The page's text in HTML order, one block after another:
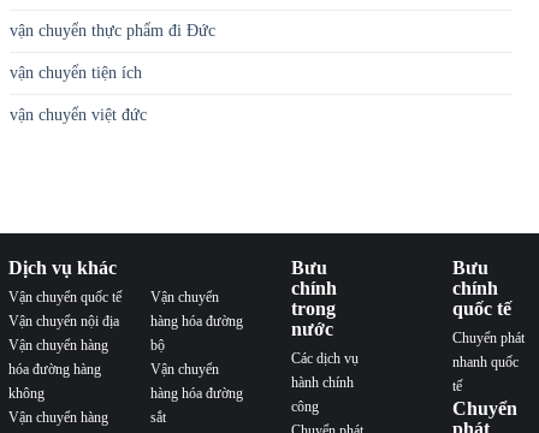
vận chuyển thực phẩm đi Đức
vận chuyển tiện ích
vận chuyển việt đức
Dịch vụ khác
Vận chuyển quốc tế
Vận chuyển nội địa
Vận chuyển hàng
hóa đường hàng
không
Vận chuyển hàng
Vận chuyển
hàng hóa đường
bộ
Vận chuyển
hàng hóa đường
sắt
Bưu
chính
trong
nước
Các dịch vụ
hành chính
công
Bưu
chính
quốc tế
Chuyển phát
nhanh quốc
tế
Chuyển